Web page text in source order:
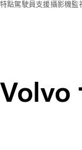
特點駕駛員支援攝影機監
Volvo